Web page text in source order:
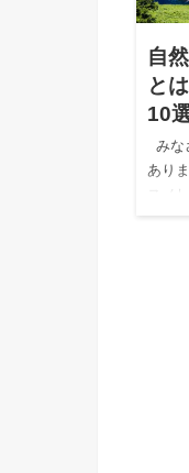
自
と
10
みな
あり
スメ